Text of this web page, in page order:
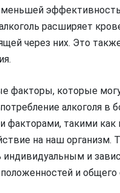
расширяет
через них. Это
факторы, которые
алкоголя в
факторами, такими
на наш организм.
и
и общего